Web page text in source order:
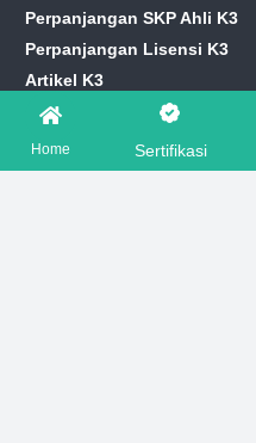
Perpanjangan SKP Ahli K3
Perpanjangan Lisensi K3
Artikel K3
Info Loker HSE
CONTACT US
Home Sertifikasi